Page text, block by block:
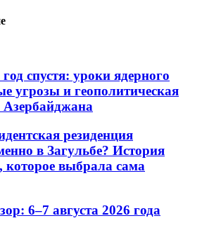
спустя: уроки ядерного
угрозы и геополитическая
Азербайджана
резиденция
в Загульбе? История
которое выбрала сама
6–7 августа 2026 года